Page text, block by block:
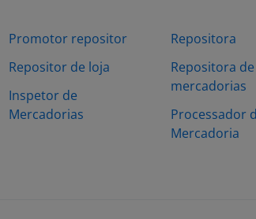
Promotor repositor
Repositor de loja
Inspetor de
Mercadorias
Repositora
Repositora de
mercadorias
Processador
Mercadoria